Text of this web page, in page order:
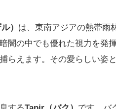
） は、東南アジアの熱帯雨
闇の中でも優れた視力を発
らえます。その愛らしい姿